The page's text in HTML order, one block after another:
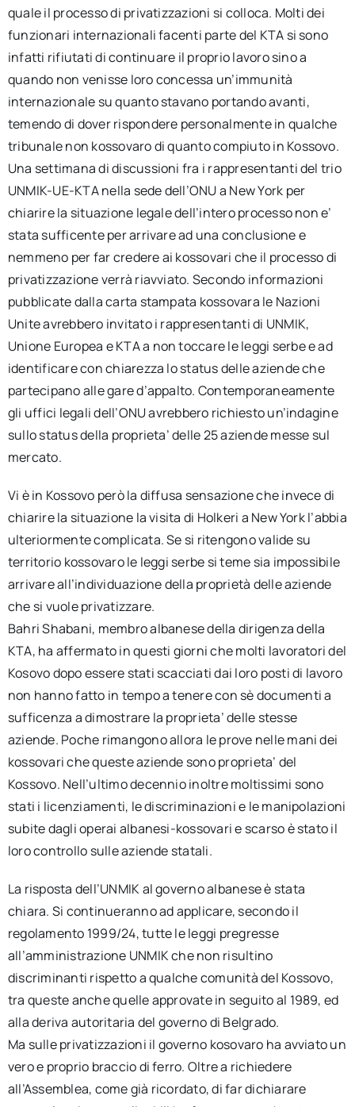
quale il processo di privatizzazioni si colloca. Molti dei
funzionari internazionali facenti parte del KTA si sono
infatti rifiutati di continuare il proprio lavoro sino a
quando non venisse loro concessa un’immunità
internazionale su quanto stavano portando avanti,
temendo di dover rispondere personalmente in qualche
tribunale non kossovaro di quanto compiuto in Kossovo.
Una settimana di discussioni fra i rappresentanti del trio
UNMIK-UE-KTA nella sede dell’ONU a New York per
chiarire la situazione legale dell’intero processo non e’
stata sufficente per arrivare ad una conclusione e
nemmeno per far credere ai kossovari che il processo di
privatizzazione verrà riavviato. Secondo informazioni
pubblicate dalla carta stampata kossovara le Nazioni
Unite avrebbero invitato i rappresentanti di UNMIK,
Unione Europea e KTA a non toccare le leggi serbe e ad
identificare con chiarezza lo status delle aziende che
partecipano alle gare d’appalto. Contemporaneamente
gli uffici legali dell’ONU avrebbero richiesto un’indagine
sullo status della proprieta’ delle 25 aziende messe sul
mercato.
Vi è in Kossovo però la diffusa sensazione che invece di
chiarire la situazione la visita di Holkeri a New York l’abbia
ulteriormente complicata. Se si ritengono valide su
territorio kossovaro le leggi serbe si teme sia impossibile
arrivare all’individuazione della proprietà delle aziende
che si vuole privatizzare.
Bahri Shabani, membro albanese della dirigenza della
KTA, ha affermato in questi giorni che molti lavoratori del
Kosovo dopo essere stati scacciati dai loro posti di lavoro
non hanno fatto in tempo a tenere con sè documenti a
sufficenza a dimostrare la proprieta’ delle stesse
aziende. Poche rimangono allora le prove nelle mani dei
kossovari che queste aziende sono proprieta’ del
Kossovo. Nell’ultimo decennio inoltre moltissimi sono
stati i licenziamenti, le discriminazioni e le manipolazioni
subite dagli operai albanesi-kossovari e scarso è stato il
loro controllo sulle aziende statali.
La risposta dell’UNMIK al governo albanese è stata
chiara. Si continueranno ad applicare, secondo il
regolamento 1999/24, tutte le leggi pregresse
all’amministrazione UNMIK che non risultino
discriminanti rispetto a qualche comunità del Kossovo,
tra queste anche quelle approvate in seguito al 1989, ed
alla deriva autoritaria del governo di Belgrado.
Ma sulle privatizzazioni il governo kosovaro ha avviato un
vero e proprio braccio di ferro. Oltre a richiedere
all’Assemblea, come già ricordato, di far dichiarare